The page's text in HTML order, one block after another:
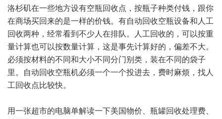
洛杉矶在一些地方设有空瓶回收点，按瓶子种类付钱，跟你
在商场买回来的是一样的价钱。有自动回收空瓶设备和人工
回收两种，经常看到不少人在排队。人工回收的，可以按重
量计算也可以按数量计算，这是事先计算好的，偏差不大。
必须按材料的不同和大小不同分门别类，装在不同的袋子
里。自动回收空瓶机必须一个一个投进去，费时麻烦，找人
工回收点比较快。
用一张超市的电脑单解读一下美国物价、瓶罐回收处理费、